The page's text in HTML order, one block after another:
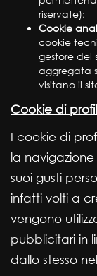
riservate);
Cookie
cookie
gestore del
aggregata
visitano il
Cookie di
I cookie di
la
suoi gusti
infatti volti a
vengono
pubblicitari in
dallo stesso